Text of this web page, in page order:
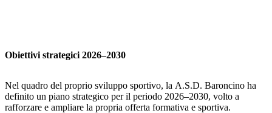
Obiettivi strategici 2026–2030
Nel quadro del proprio sviluppo sportivo, la A.S.D. Baroncino ha
definito un piano strategico per il periodo 2026–2030, volto a
rafforzare e ampliare la propria offerta formativa e sportiva.